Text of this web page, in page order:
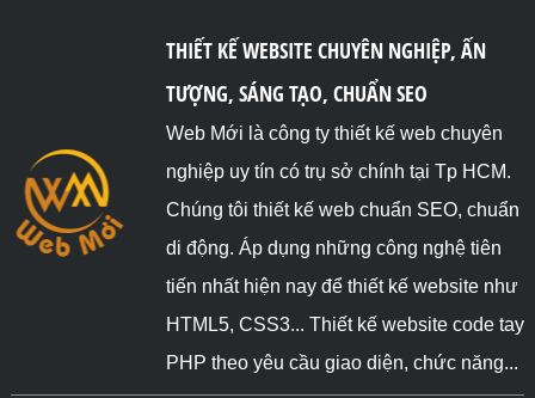
THIẾT KẾ WEBSITE CHUYÊN NGHIỆP, ẤN
TƯỢNG, SÁNG TẠO, CHUẨN SEO
Web Mới là công ty thiết kế web chuyên
nghiệp uy tín có trụ sở chính tại Tp HCM.
Chúng tôi thiết kế web chuẩn SEO, chuẩn
di động. Áp dụng những công nghệ tiên
tiến nhất hiện nay để thiết kế website như
HTML5, CSS3... Thiết kế website code tay
PHP theo yêu cầu giao diện, chức năng...